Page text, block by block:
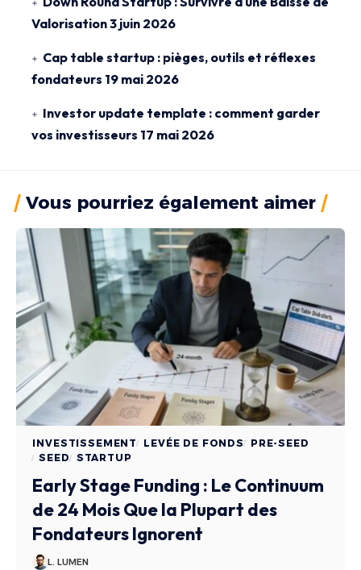
Valorisation3 juin 2026
Cap table startup : pièges, outils et réflexes
fondateurs 19 mai 2026
Investor update template : comment garder
vos investisseurs 17 mai 2026
Vous pourriez également aimer
INVESTISSEMENT LEVÉE DE FONDS
PRE-SEED
SEED STARTUP
Early Stage Funding : Le Continuum
de 24 Mois Que la Plupart des
Fondateurs Ignorent
L. LUMEN